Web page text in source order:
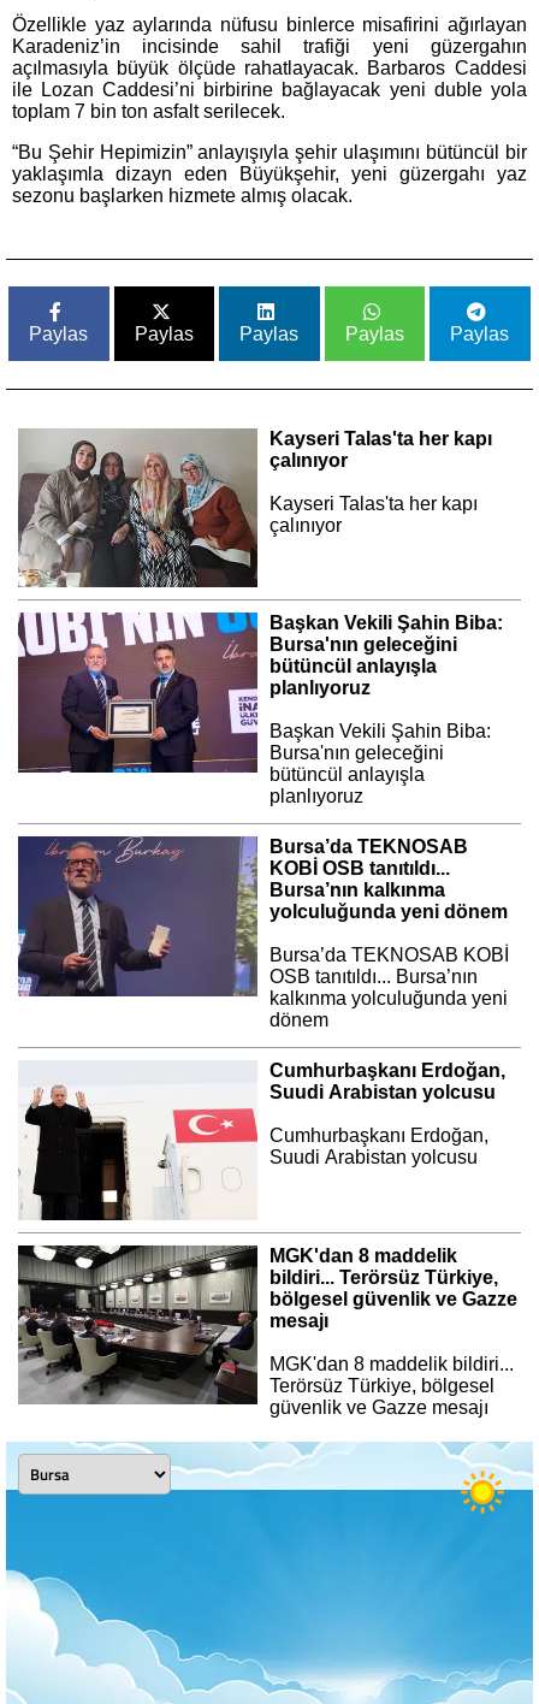
Özellikle yaz aylarında nüfusu binlerce misafirini ağırlayan
Karadeniz’in incisinde sahil trafiği yeni güzergahın
açılmasıyla büyük ölçüde rahatlayacak. Barbaros Caddesi
ile Lozan Caddesi’ni birbirine bağlayacak yeni duble yola
toplam 7 bin ton asfalt serilecek.
“Bu Şehir Hepimizin” anlayışıyla şehir ulaşımını bütüncül bir
yaklaşımla dizayn eden Büyükşehir, yeni güzergahı yaz
sezonu başlarken hizmete almış olacak.
Paylas Paylas Paylas Paylas Paylas
Kayseri Talas'ta her kapı
çalınıyor
Kayseri Talas'ta her kapı
çalınıyor
Başkan Vekili Şahin Biba:
Bursa'nın geleceğini
bütüncül anlayışla
planlıyoruz
Başkan Vekili Şahin Biba:
Bursa'nın geleceğini
bütüncül anlayışla
planlıyoruz
Bursa’da TEKNOSAB
KOBİ OSB tanıtıldı...
Bursa’nın kalkınma
yolculuğunda yeni dönem
Bursa’da TEKNOSAB KOBİ
OSB tanıtıldı... Bursa’nın
kalkınma yolculuğunda yeni
dönem
Cumhurbaşkanı Erdoğan,
Suudi Arabistan yolcusu
Cumhurbaşkanı Erdoğan,
Suudi Arabistan yolcusu
MGK'dan 8 maddelik
bildiri... Terörsüz Türkiye,
bölgesel güvenlik ve Gazze
mesajı
MGK'dan 8 maddelik bildiri...
Terörsüz Türkiye, bölgesel
güvenlik ve Gazze mesajı